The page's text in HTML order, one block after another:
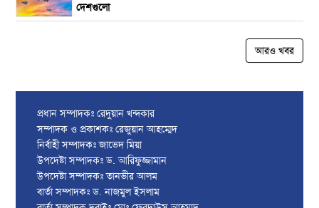
দেশগুলো
আরও খবর
প্রধান সম্পাদকঃ রেদুয়ান খন্দকার
সম্পাদক ও প্রকাশকঃ রেজুয়ান আহম্মেদ
নির্বাহী সম্পাদকঃ জাভেদ মিয়া
উপদেষ্টা সম্পাদকঃ ড. আরিফুজ্জামান
উপদেষ্টা সম্পাদকঃ তানভীর আলম
বার্তা সম্পাদকঃ ড. নাজমুল ইসলাম